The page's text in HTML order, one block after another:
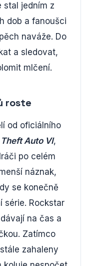
stal jedním z
dob a fanoušci
naváže. Do
a sledovat,
mlčení.
roste
od oficiálního
Auto VI,
po celém
náznak,
se konečně
série. Rockstar
na čas a
Zatímco
zahaleny